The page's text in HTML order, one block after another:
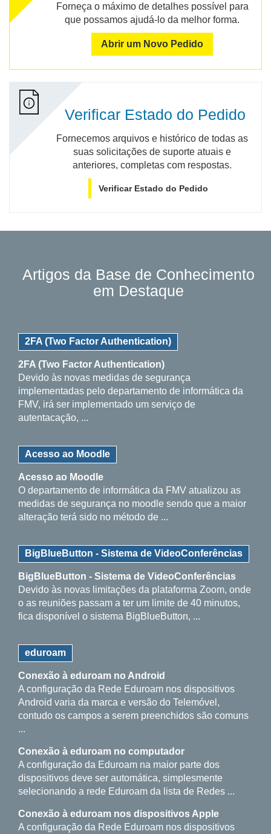
Forneça o máximo de detalhes possível para
que possamos ajudá-lo da melhor forma.
Abrir um Novo Pedido
Verificar Estado do Pedido
Fornecemos arquivos e histórico de todas as
suas solicitações de suporte atuais e
anteriores, completas com respostas.
Verificar Estado do Pedido
Artigos da Base de Conhecimento
em Destaque
2FA (Two Factor Authentication)
2FA (Two Factor Authentication)
Devido às novas medidas de segurança
implementadas pelo departamento de informática da
FMV, irá ser implementado um serviço de
autentacação, ...
Acesso ao Moodle
Acesso ao Moodle
O departamento de informática da FMV atualizou as
medidas de segurança no moodle sendo que a maior
alteração terá sido no método de ...
BigBlueButton - Sistema de VideoConferências
BigBlueButton - Sistema de VideoConferências
Devido às novas limitações da plataforma Zoom, onde
o as reuniões passam a ter um limite de 40 minutos,
fica disponível o sistema BigBlueButton, ...
eduroam
Conexão à eduroam no Android
A configuração da Rede Eduroam nos dispositivos
Android varia da marca e versão do Telemóvel,
contudo os campos a serem preenchidos são comuns
...
Conexão à eduroam no computador
A configuração da Eduroam na maior parte dos
dispositivos deve ser automática, simplesmente
selecionando a rede Eduroam da lista de Redes ...
Conexão à eduroam nos dispositivos Apple
A configuração da Rede Eduroam nos dispositivos